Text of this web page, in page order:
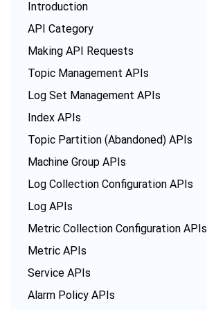
Introduction
API Category
Making API Requests
Topic Management APIs
Log Set Management APIs
Index APIs
Topic Partition (Abandoned) APIs
Machine Group APIs
Log Collection Configuration APIs
Log APIs
Metric Collection Configuration APIs
Metric APIs
Service APIs
Alarm Policy APIs